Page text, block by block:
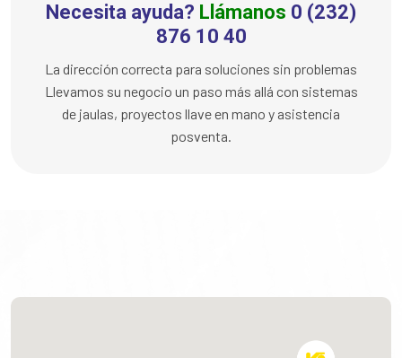
Necesita ayuda? Llámanos 0 (232)
876 10 40
La dirección correcta para soluciones sin problemas
Llevamos su negocio un paso más allá con sistemas
de jaulas, proyectos llave en mano y asistencia
posventa.